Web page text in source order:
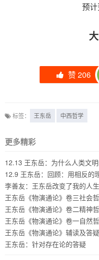
预
赞206
标签： 王东岳 中西哲学
更多精彩
12.13 王东岳：为什么人类文
12.9 王东岳：回顾：用相反的
李善友：王东岳改变了我的人生
王东岳《物演通论》卷三社会
王东岳《物演通论》卷二精神
王东岳《物演通论》卷一自然
王东岳《物演通论》辅读及答疑
王东岳：针对存在论的答疑